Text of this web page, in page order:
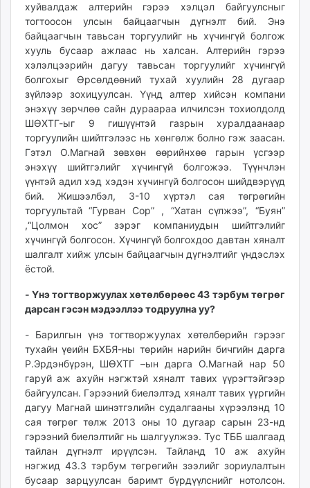
хуйвалдаж алтерийн гэрээ хэлцэл байгуулсныг
тогтоосон улсын байцаагчын дүгнэлт бий. Энэ
байцаагчын тавьсан торгуулийг нь хүчингүй болгож
хууль бусаар ажлаас нь халсан. Алтерийн гэрээ
хэлэлцээрийн дагуу тавьсан торгуулийг хүчингүй
болгохыг Өрсөлдөөний тухай хуулийн 28 дугаар
зүйлээр зохицуулсан. Үүнд алтер хийсэн компани
энэхүү зөрчлөө сайн дураараа илчилсэн тохиолдолд
ШӨХТГ-ыг 9 гишүүнтэй газрын хуралдаанаар
торгуулийн шийтгэлээс нь хөнгөлж болно гэж заасан.
Гэтэл О.Магнай зөвхөн өөрийнхөө гарын үсгээр
энэхүү шийтгэлийг хүчингүй болгожээ. Түүнчлэн
үүнтэй адил хэд хэдэн хүчингүй болгосон шийдвэрүүд
бий. Жишээлбэл, 3-10 хүртэл сая төгрөгийн
торгуультай “Гурван Сор” , “Хатан сүлжээ”, “Буян”
,“Цолмон хос” зэрэг компаниудын шийтгэлийг
хүчингүй болгосон. Хүчингүй болгохдоо давтан хяналт
шалгалт хийж улсын байцаагчын дүгнэлтийг үндэслэх
ёстой.
- Үнэ тогтворжуулах хөтөлбөрөөс 43 тэрбум төгрөг
дарсан гэ
сэн мэдээллээ тодруулна уу?
- Барилгын үнэ тогтворжуулах хөтөлбөрийн гэрээг
тухайн үеийн БХБЯ-ны төрийн нарийн бичгийн дарга
Р.Эрдэнбүрэн, ШӨХТГ –ын дарга О.Магнай нар 50
гаруй аж ахуйн нэгжтэй хяналт тавих үүрэгтэйгээр
байгуулсан. Гэрээний биелэлтэд хяналт тавих үүргийн
дагуу Магнай шинэтгэлийн судалгааны хүрээлэнд 10
сая төгрөг төлж 2013 оны 10 дугаар сарын 23-нд
гэрээний биелэлтийг нь шалгуулжээ. Тус ТББ шалгаад
тайлан дүгнэлт ирүүлсэн. Тайланд 10 аж ахуйн
нэгжид 43.3 тэрбум төгрөгийн зээлийг зориулалтын
бусаар зарцуулсан баримт бүрдүүлснийг нотолсон.